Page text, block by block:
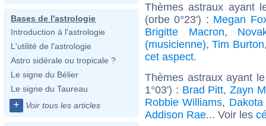
Bases de l'astrologie
Introduction à l'astrologie
L'utilité de l'astrologie
Astro sidérale ou tropicale ?
Le signe du Bélier
Le signe du Taureau
+ Voir tous les articles
Thèmes astraux ayant
(orbe 0°23') : Megan
Brigitte Macron,
(musicienne),Tim Burton
cet aspect.
Thèmes astraux ayant
1°03') : Brad Pitt,Zayn
Robbie Williams,
Addison Rae... Voir les